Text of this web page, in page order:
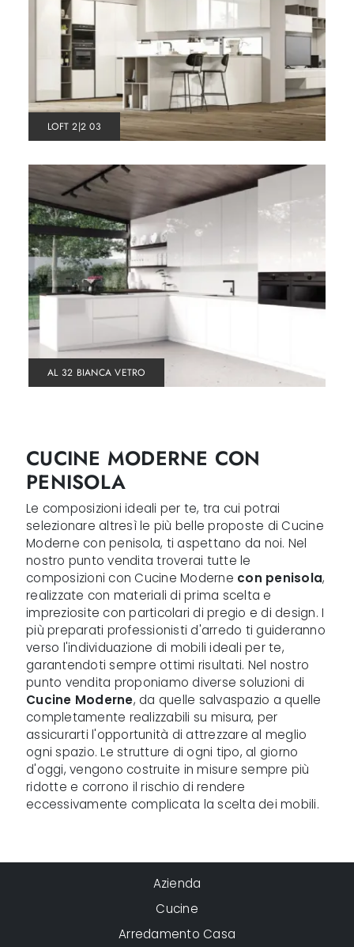
LOFT 2|2 03
AL 32 BIANCA VETRO
CUCINE MODERNE CON
PENISOLA
Le composizioni ideali per te, tra cui potrai
selezionare altresì le più belle proposte di Cucine
Moderne con penisola, ti aspettano da noi. Nel
nostro punto vendita troverai tutte le
composizioni con Cucine Moderne con penisola,
realizzate con materiali di prima scelta e
impreziosite con particolari di pregio e di design. I
più preparati professionisti d'arredo ti guideranno
verso l'individuazione di mobili ideali per te,
garantendoti sempre ottimi risultati. Nel nostro
punto vendita proponiamo diverse soluzioni di
Cucine Moderne, da quelle salvaspazio a quelle
completamente realizzabili su misura, per
assicurarti l'opportunità di attrezzare al meglio
ogni spazio. Le strutture di ogni tipo, al giorno
d'oggi, vengono costruite in misure sempre più
ridotte e corrono il rischio di rendere
eccessivamente complicata la scelta dei mobili.
Azienda
Cucine
Arredamento Casa